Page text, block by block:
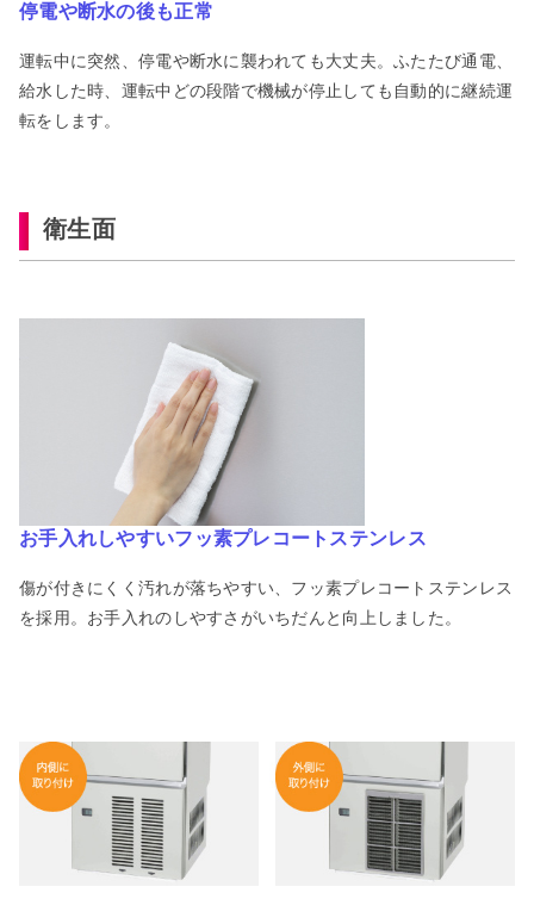
停電や断水の後も正常
運転中に突然、停電や断水に襲われても大丈夫。ふたたび通電、
給水した時、運転中どの段階で機械が停止しても自動的に継続運
転をします。
衛生面
お手入れしやすいフッ素プレコートステンレス
傷が付きにくく汚れが落ちやすい、フッ素プレコートステンレス
を採用。お手入れのしやすさがいちだんと向上しました。